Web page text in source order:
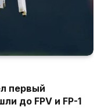
первый
до FPV и FP-1